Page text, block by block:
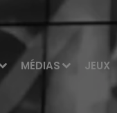
MÉDIAS JEUX